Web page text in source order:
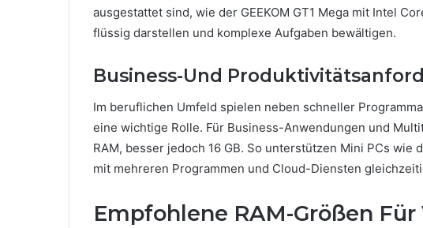
ausgestattet sind, wie der GEEKOM GT1 Mega mit Intel
flüssig darstellen und komplexe Aufgaben bewältigen.
Business-Und
Im beruflichen Umfeld spielen neben schneller
eine wichtige Rolle. Für Business-Anwendungen und
RAM, besser jedoch 16 GB. So unterstützen Mini PCs wie
mit mehreren Programmen und Cloud-Diensten
Empfohlene RAM-Größen